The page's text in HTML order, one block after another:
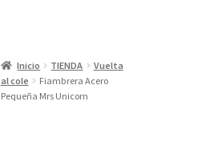
Inicio TIENDA
Vuelta
al cole
Fiambrera Acero
Pequeña Mrs Unicorn